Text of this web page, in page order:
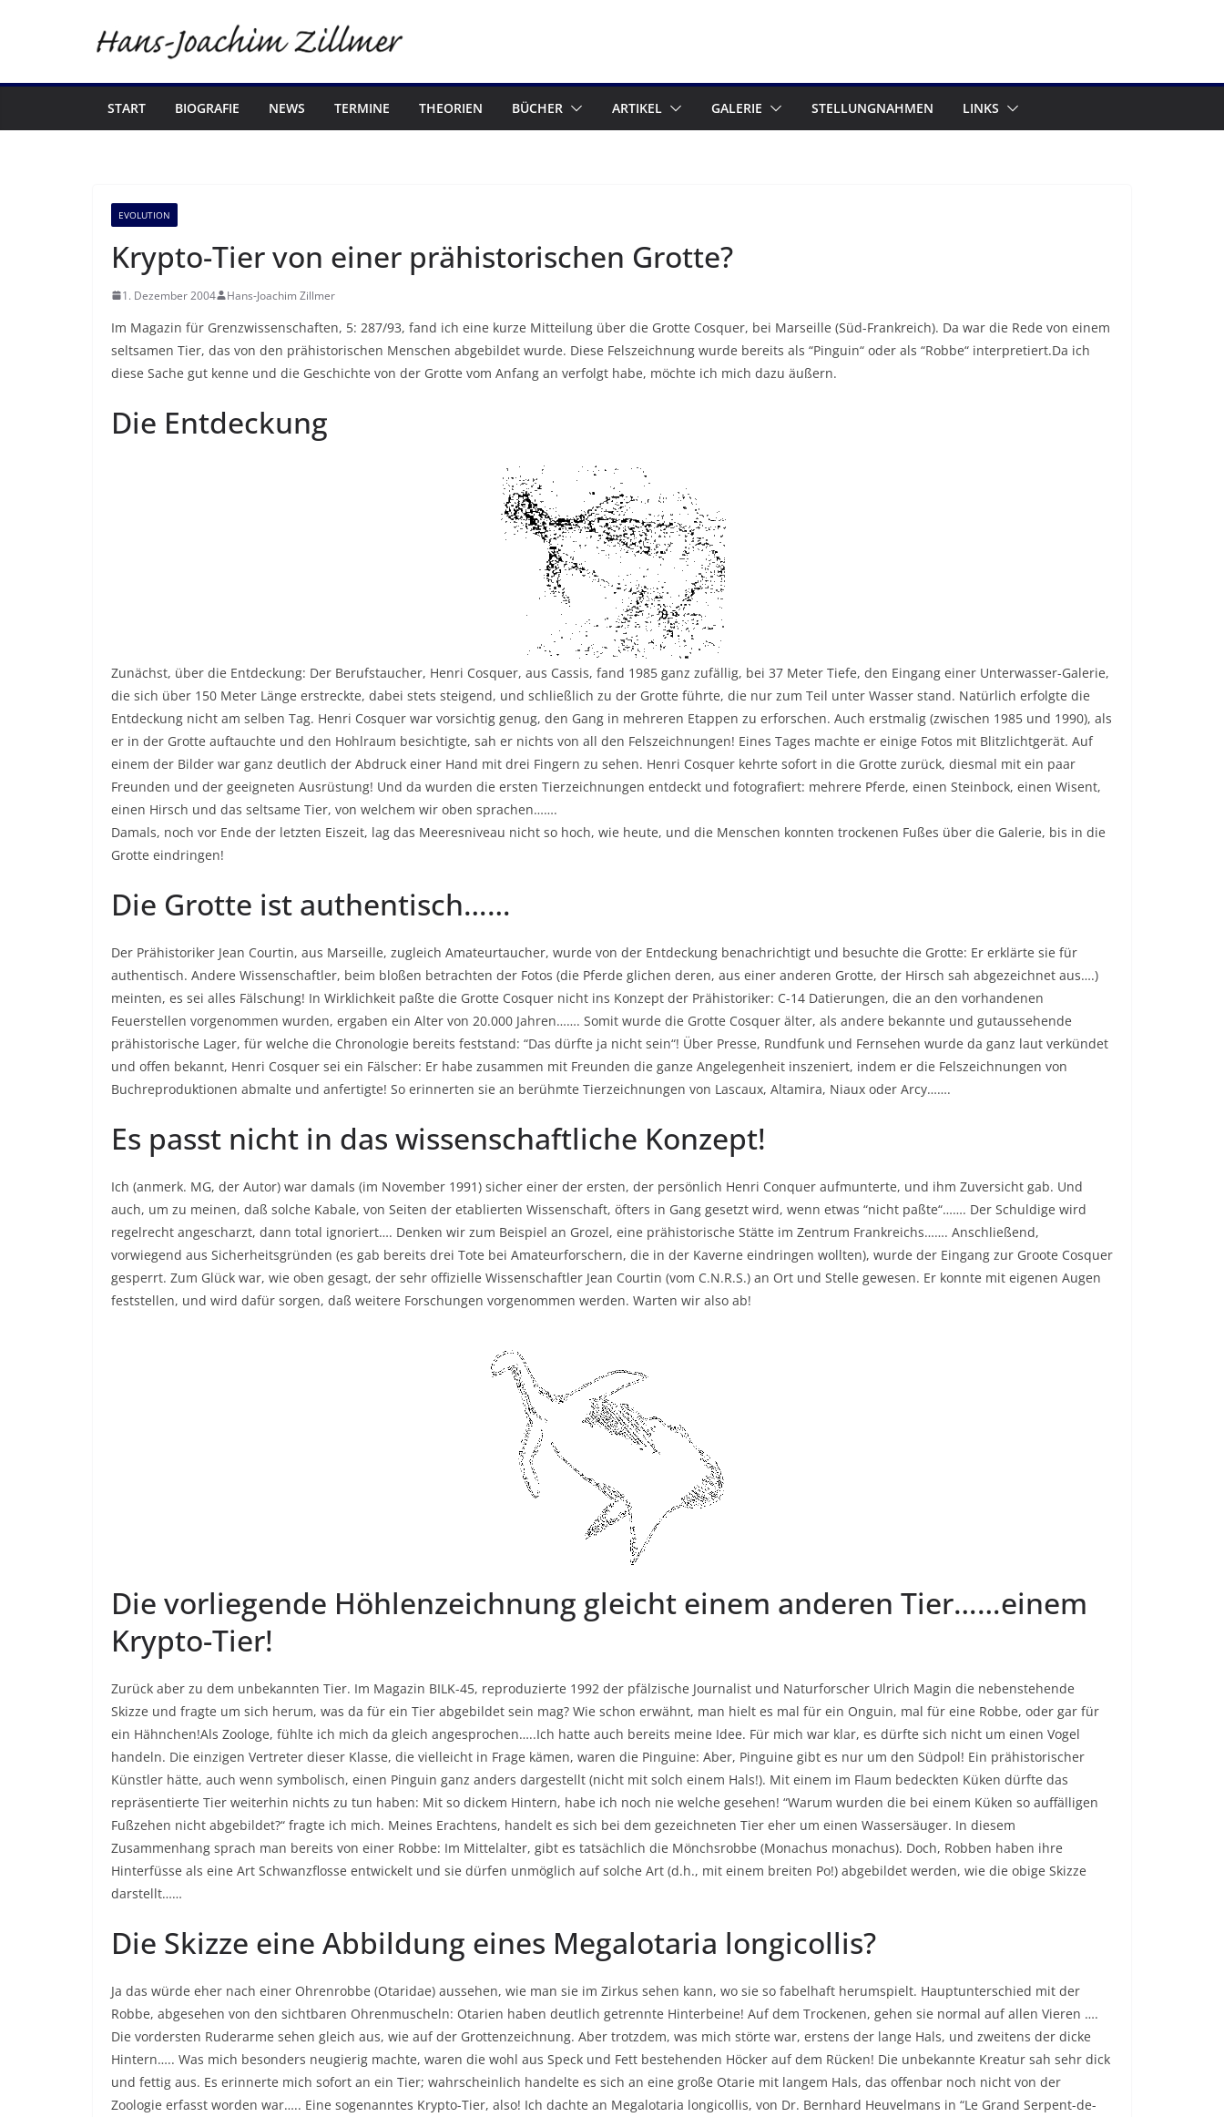
START BIOGRAFIE NEWS TERMINE THEORIEN BÜCHER ARTIKEL GALERIE STELLUNGNAHMEN LINKS
EVOLUTION
Krypto-Tier von einer prähistorischen Grotte?
1. Dezember 2004 Hans-Joachim Zillmer
Im Magazin für Grenzwissenschaften, 5: 287/93, fand ich eine kurze Mitteilung über die Grotte Cosquer, bei Marseille (Süd-Frankreich). Da war die Rede von einem
seltsamen Tier, das von den prähistorischen Menschen abgebildet wurde. Diese Felszeichnung wurde bereits als “Pinguin“ oder als “Robbe“ interpretiert.Da ich
diese Sache gut kenne und die Geschichte von der Grotte vom Anfang an verfolgt habe, möchte ich mich dazu äußern.
Die Entdeckung
Zunächst, über die Entdeckung: Der Berufstaucher, Henri Cosquer, aus Cassis, fand 1985 ganz zufällig, bei 37 Meter Tiefe, den Eingang einer Unterwasser-Galerie,
die sich über 150 Meter Länge erstreckte, dabei stets steigend, und schließlich zu der Grotte führte, die nur zum Teil unter Wasser stand. Natürlich erfolgte die
Entdeckung nicht am selben Tag. Henri Cosquer war vorsichtig genug, den Gang in mehreren Etappen zu erforschen. Auch erstmalig (zwischen 1985 und 1990), als
er in der Grotte auftauchte und den Hohlraum besichtigte, sah er nichts von all den Felszeichnungen! Eines Tages machte er einige Fotos mit Blitzlichtgerät. Auf
einem der Bilder war ganz deutlich der Abdruck einer Hand mit drei Fingern zu sehen. Henri Cosquer kehrte sofort in die Grotte zurück, diesmal mit ein paar
Freunden und der geeigneten Ausrüstung! Und da wurden die ersten Tierzeichnungen entdeckt und fotografiert: mehrere Pferde, einen Steinbock, einen Wisent,
einen Hirsch und das seltsame Tier, von welchem wir oben sprachen…….
Damals, noch vor Ende der letzten Eiszeit, lag das Meeresniveau nicht so hoch, wie heute, und die Menschen konnten trockenen Fußes über die Galerie, bis in die
Grotte eindringen!
Die Grotte ist authentisch……
Der Prähistoriker Jean Courtin, aus Marseille, zugleich Amateurtaucher, wurde von der Entdeckung benachrichtigt und besuchte die Grotte: Er erklärte sie für
authentisch. Andere Wissenschaftler, beim bloßen betrachten der Fotos (die Pferde glichen deren, aus einer anderen Grotte, der Hirsch sah abgezeichnet aus….)
meinten, es sei alles Fälschung! In Wirklichkeit paßte die Grotte Cosquer nicht ins Konzept der Prähistoriker: C-14 Datierungen, die an den vorhandenen
Feuerstellen vorgenommen wurden, ergaben ein Alter von 20.000 Jahren……. Somit wurde die Grotte Cosquer älter, als andere bekannte und gutaussehende
prähistorische Lager, für welche die Chronologie bereits feststand: “Das dürfte ja nicht sein“! Über Presse, Rundfunk und Fernsehen wurde da ganz laut verkündet
und offen bekannt, Henri Cosquer sei ein Fälscher: Er habe zusammen mit Freunden die ganze Angelegenheit inszeniert, indem er die Felszeichnungen von
Buchreproduktionen abmalte und anfertigte! So erinnerten sie an berühmte Tierzeichnungen von Lascaux, Altamira, Niaux oder Arcy…….
Es passt nicht in das wissenschaftliche Konzept!
Ich (anmerk. MG, der Autor) war damals (im November 1991) sicher einer der ersten, der persönlich Henri Conquer aufmunterte, und ihm Zuversicht gab. Und
auch, um zu meinen, daß solche Kabale, von Seiten der etablierten Wissenschaft, öfters in Gang gesetzt wird, wenn etwas “nicht paßte“……. Der Schuldige wird
regelrecht angescharzt, dann total ignoriert…. Denken wir zum Beispiel an Grozel, eine prähistorische Stätte im Zentrum Frankreichs……. Anschließend,
vorwiegend aus Sicherheitsgründen (es gab bereits drei Tote bei Amateurforschern, die in der Kaverne eindringen wollten), wurde der Eingang zur Groote Cosquer
gesperrt. Zum Glück war, wie oben gesagt, der sehr offizielle Wissenschaftler Jean Courtin (vom C.N.R.S.) an Ort und Stelle gewesen. Er konnte mit eigenen Augen
feststellen, und wird dafür sorgen, daß weitere Forschungen vorgenommen werden. Warten wir also ab!
Die vorliegende Höhlenzeichnung gleicht einem anderen Tier……einem
Krypto-Tier!
Zurück aber zu dem unbekannten Tier. Im Magazin BILK-45, reproduzierte 1992 der pfälzische Journalist und Naturforscher Ulrich Magin die nebenstehende
Skizze und fragte um sich herum, was da für ein Tier abgebildet sein mag? Wie schon erwähnt, man hielt es mal für ein Onguin, mal für eine Robbe, oder gar für
ein Hähnchen!Als Zoologe, fühlte ich mich da gleich angesprochen…..Ich hatte auch bereits meine Idee. Für mich war klar, es dürfte sich nicht um einen Vogel
handeln. Die einzigen Vertreter dieser Klasse, die vielleicht in Frage kämen, waren die Pinguine: Aber, Pinguine gibt es nur um den Südpol! Ein prähistorischer
Künstler hätte, auch wenn symbolisch, einen Pinguin ganz anders dargestellt (nicht mit solch einem Hals!). Mit einem im Flaum bedeckten Küken dürfte das
repräsentierte Tier weiterhin nichts zu tun haben: Mit so dickem Hintern, habe ich noch nie welche gesehen! “Warum wurden die bei einem Küken so auffälligen
Fußzehen nicht abgebildet?“ fragte ich mich. Meines Erachtens, handelt es sich bei dem gezeichneten Tier eher um einen Wassersäuger. In diesem
Zusammenhang sprach man bereits von einer Robbe: Im Mittelalter, gibt es tatsächlich die Mönchsrobbe (Monachus monachus). Doch, Robben haben ihre
Hinterfüsse als eine Art Schwanzflosse entwickelt und sie dürfen unmöglich auf solche Art (d.h., mit einem breiten Po!) abgebildet werden, wie die obige Skizze
darstellt……
Die Skizze eine Abbildung eines Megalotaria longicollis?
Ja das würde eher nach einer Ohrenrobbe (Otaridae) aussehen, wie man sie im Zirkus sehen kann, wo sie so fabelhaft herumspielt. Hauptunterschied mit der
Robbe, abgesehen von den sichtbaren Ohrenmuscheln: Otarien haben deutlich getrennte Hinterbeine! Auf dem Trockenen, gehen sie normal auf allen Vieren ….
Die vordersten Ruderarme sehen gleich aus, wie auf der Grottenzeichnung. Aber trotzdem, was mich störte war, erstens der lange Hals, und zweitens der dicke
Hintern….. Was mich besonders neugierig machte, waren die wohl aus Speck und Fett bestehenden Höcker auf dem Rücken! Die unbekannte Kreatur sah sehr dick
und fettig aus. Es erinnerte mich sofort an ein Tier; wahrscheinlich handelte es sich an eine große Otarie mit langem Hals, das offenbar noch nicht von der
Zoologie erfasst worden war….. Eine sogenanntes Krypto-Tier, also! Ich dachte an Megalotaria longicollis, von Dr. Bernhard Heuvelmans in “Le Grand Serpent-de-